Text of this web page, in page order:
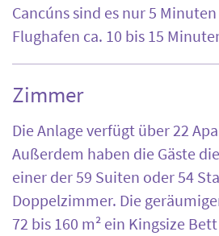
Cancúns sind es nur 5
Flughafen ca. 10 bis 15
Zimmer
Die Anlage verfügt über 22
Außerdem haben die Gäste
einer der 59 Suiten oder 54
Doppelzimmer. Die
72 bis 160 m² ein Kingsize